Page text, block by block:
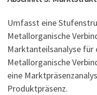
Umfasst eine
Metallorganische
Marktanteilsanalyse
Metallorganische
eine
Produktpräsenz.